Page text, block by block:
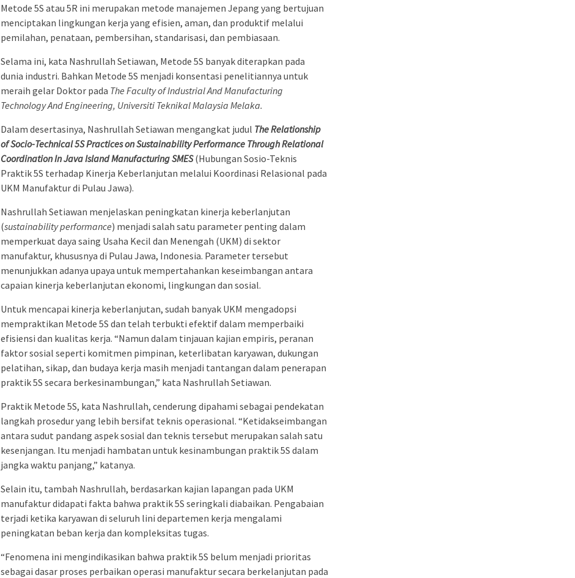
Metode 5S atau 5R ini merupakan metode manajemen Jepang yang bertujuan
menciptakan lingkungan kerja yang efisien, aman, dan produktif melalui
pemilahan, penataan, pembersihan, standarisasi, dan pembiasaan.
Selama ini, kata Nashrullah Setiawan, Metode 5S banyak diterapkan pada
dunia industri. Bahkan Metode 5S menjadi konsentasi penelitiannya untuk
meraih gelar Doktor pada The Faculty of Industrial And Manufacturing
Technology And Engineering, Universiti Teknikal Malaysia Melaka.
Dalam desertasinya, Nashrullah Setiawan mengangkat judul The Relationship
of Socio-Technical 5S Practices on Sustainability Performance Through Relational
Coordination In Java Island Manufacturing SMES(Hubungan Sosio-Teknis
Praktik 5S terhadap Kinerja Keberlanjutan melalui Koordinasi Relasional pada
UKM Manufaktur di Pulau Jawa).
Nashrullah Setiawan menjelaskan peningkatan kinerja keberlanjutan
(sustainability performance) menjadi salah satu parameter penting dalam
memperkuat daya saing Usaha Kecil dan Menengah (UKM) di sektor
manufaktur, khususnya di Pulau Jawa, Indonesia. Parameter tersebut
menunjukkan adanya upaya untuk mempertahankan keseimbangan antara
capaian kinerja keberlanjutan ekonomi, lingkungan dan sosial.
Untuk mencapai kinerja keberlanjutan, sudah banyak UKM mengadopsi
mempraktikan Metode 5S dan telah terbukti efektif dalam memperbaiki
efisiensi dan kualitas kerja. “Namun dalam tinjauan kajian empiris, peranan
faktor sosial seperti komitmen pimpinan, keterlibatan karyawan, dukungan
pelatihan, sikap, dan budaya kerja masih menjadi tantangan dalam penerapan
praktik 5S secara berkesinambungan,” kata Nashrullah Setiawan.
Praktik Metode 5S, kata Nashrullah, cenderung dipahami sebagai pendekatan
langkah prosedur yang lebih bersifat teknis operasional. “Ketidakseimbangan
antara sudut pandang aspek sosial dan teknis tersebut merupakan salah satu
kesenjangan. Itu menjadi hambatan untuk kesinambungan praktik 5S dalam
jangka waktu panjang,” katanya.
Selain itu, tambah Nashrullah, berdasarkan kajian lapangan pada UKM
manufaktur didapati fakta bahwa praktik 5S seringkali diabaikan. Pengabaian
terjadi ketika karyawan di seluruh lini departemen kerja mengalami
peningkatan beban kerja dan kompleksitas tugas.
“Fenomena ini mengindikasikan bahwa praktik 5S belum menjadi prioritas
sebagai dasar proses perbaikan operasi manufaktur secara berkelanjutan pada